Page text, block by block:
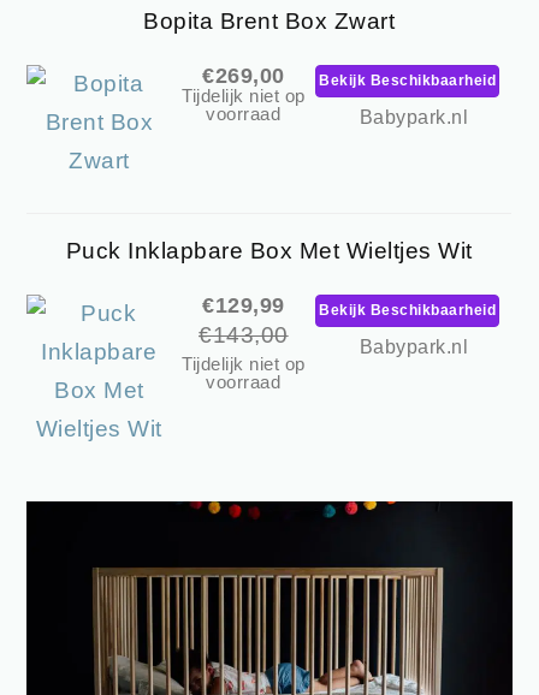
Bopita Brent Box Zwart
€269,00
Tijdelijk niet op
voorraad
Bekijk Beschikbaarheid
Babypark.nl
Puck Inklapbare Box Met Wieltjes Wit
€129,99
€143,00
Tijdelijk niet op
voorraad
Bekijk Beschikbaarheid
Babypark.nl